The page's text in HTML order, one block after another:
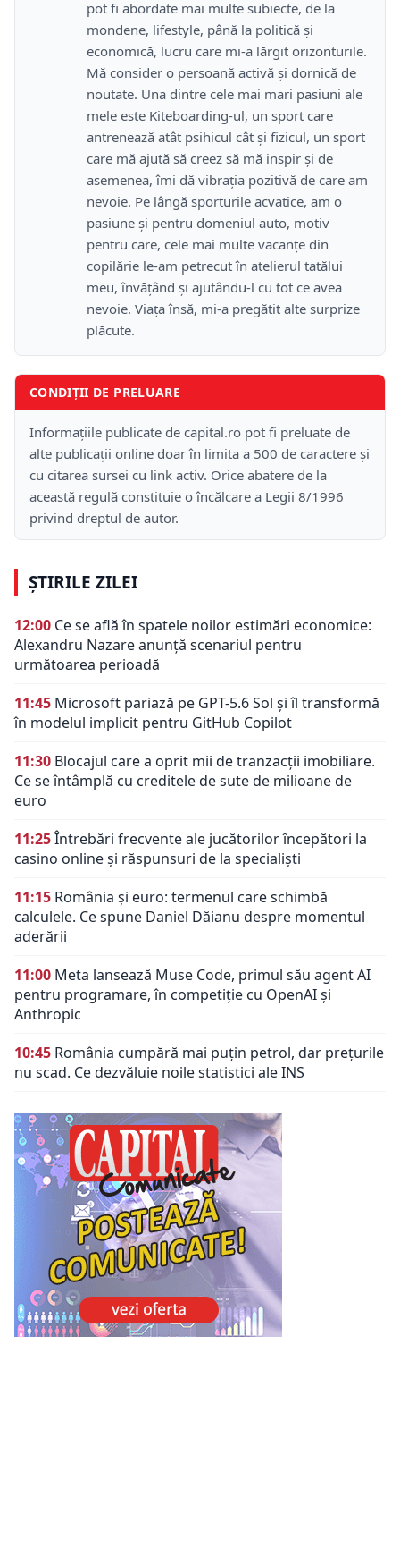
pot fi abordate mai multe subiecte, de la
mondene, lifestyle, până la politică și
economică, lucru care mi-a lărgit orizonturile.
Mă consider o persoană activă și dornică de
noutate. Una dintre cele mai mari pasiuni ale
mele este Kiteboarding-ul, un sport care
antrenează atât psihicul cât și fizicul, un sport
care mă ajută să creez să mă inspir și de
asemenea, îmi dă vibrația pozitivă de care am
nevoie. Pe lângă sporturile acvatice, am o
pasiune și pentru domeniul auto, motiv
pentru care, cele mai multe vacanțe din
copilărie le-am petrecut în atelierul tatălui
meu, învățând și ajutându-l cu tot ce avea
nevoie. Viața însă, mi-a pregătit alte surprize
plăcute.
CONDIȚII DE PRELUARE
Informațiile publicate de capital.ro pot fi preluate de
alte publicații online doar în limita a 500 de caractere și
cu citarea sursei cu link activ. Orice abatere de la
această regulă constituie o încălcare a Legii 8/1996
privind dreptul de autor.
ȘTIRILE ZILEI
12:00 Ce se află în spatele noilor estimări economice:
Alexandru Nazare anunță scenariul pentru
următoarea perioadă
11:45 Microsoft pariază pe GPT-5.6 Sol și îl transformă
în modelul implicit pentru GitHub Copilot
11:30 Blocajul care a oprit mii de tranzacții imobiliare.
Ce se întâmplă cu creditele de sute de milioane de
euro
11:25Întrebări frecvente ale jucătorilor începători la
casino online și răspunsuri de la specialiști
11:15 România și euro: termenul care schimbă
calculele. Ce spune Daniel Dăianu despre momentul
aderării
11:00 Meta lansează Muse Code, primul său agent AI
pentru programare, în competiție cu OpenAI și
Anthropic
10:45 România cumpără mai puțin petrol, dar prețurile
nu scad. Ce dezvăluie noile statistici ale INS